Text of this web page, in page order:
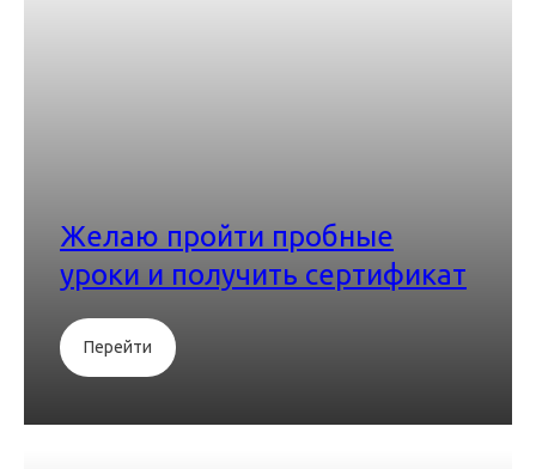
Желаю пройти пробные
уроки и получить сертификат
Перейти